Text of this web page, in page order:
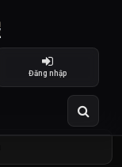
Đăng nhập